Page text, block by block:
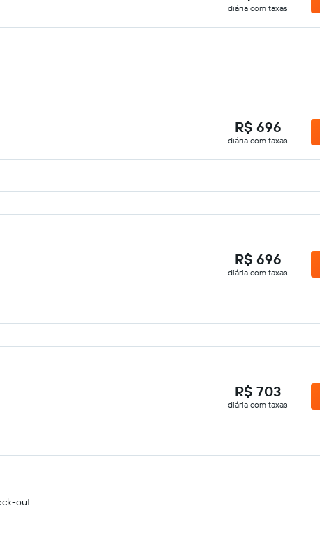
diária com taxas
R$ 696
diária com taxas
R$ 696
diária com taxas
R$ 703
diária com taxas
out.